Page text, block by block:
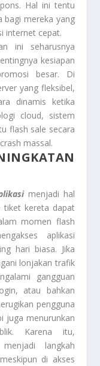
Hal ini tentu
bagi mereka yang
internet cepat.
ini seharusnya
kesiapan
besar. Di
yang fleksibel,
dinamis ketika
cloud, sistem
flash sale secara
massal.
menjadi hal
tiket kereta dapat
momen flash
aplikasi
hari biasa. Jika
lonjakan trafik
gangguan
atau bahkan
pengguna
juga menurunkan
Karena itu,
langkah
di akses